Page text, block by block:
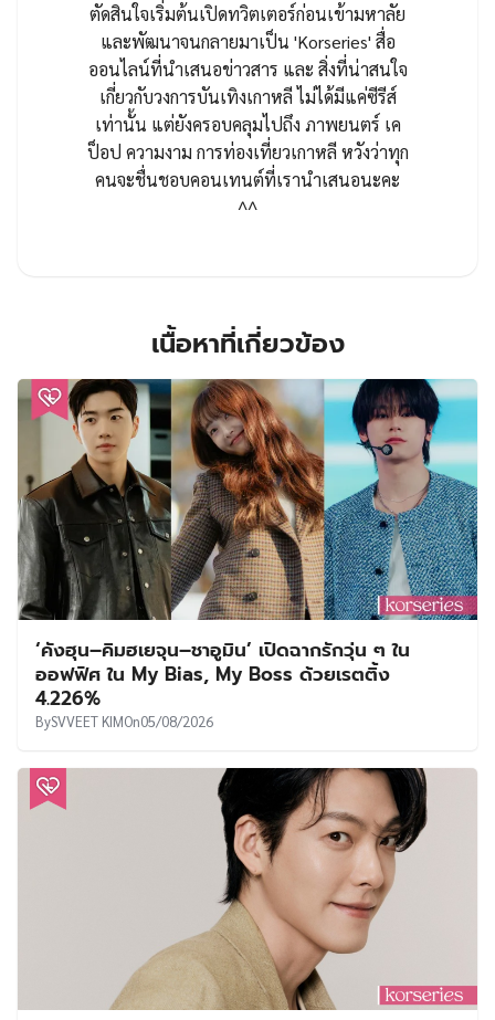
ตัดสินใจเริ่มต้นเปิดทวิตเตอร์ก่อนเข้ามหาลัย
และพัฒนาจนกลายมาเป็น 'Korseries' สื่อ
ออนไลน์ที่นำเสนอข่าวสาร และ สิ่งที่น่าสนใจ
เกี่ยวกับวงการบันเทิงเกาหลี ไม่ได้มีแค่ซีรีส์
เท่านั้น แต่ยังครอบคลุมไปถึง ภาพยนตร์ เค
ป็อป ความงาม การท่องเที่ยวเกาหลี หวังว่าทุก
คนจะชื่นชอบคอนเทนต์ที่เรานำเสนอนะคะ
^^
เนื้อหาที่เกี่ยวข้อง
‘คังฮุน–คิมฮเยจุน–ชาอูมิน’ เปิดฉากรักวุ่น ๆ ใน
ออฟฟิศ ใน My Bias, My Boss ด้วยเรตติ้ง
4.226%
BySVVEET KIMOn05/08/2026